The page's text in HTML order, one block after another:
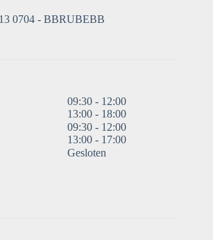
0704 - BBRUBEBB
09:30 - 12:00
13:00 - 18:00
09:30 - 12:00
13:00 - 17:00
Gesloten